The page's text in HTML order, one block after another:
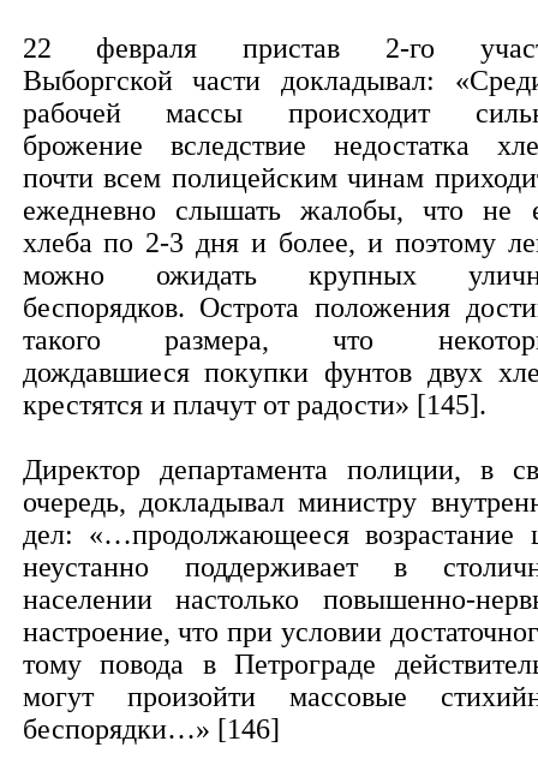
22 февраля пристав 2-го
Выборгской части докладывал:
рабочей массы происходит
брожение вследствие недостатка
почти всем полицейским чинам
ежедневно слышать жалобы, что не
хлеба по 2-3 дня и более, и поэтому
можно ожидать крупных
беспорядков. Острота положения
такого размера, что
дождавшиеся покупки фунтов двух
крестятся и плачут от радости» [145].
Директор департамента полиции, в
очередь, докладывал министру
дел: «…продолжающееся возрастание
неустанно поддерживает в
населении настолько повышенно-
настроение, что при условии
тому повода в Петрограде
могут произойти массовые
беспорядки…» [146]